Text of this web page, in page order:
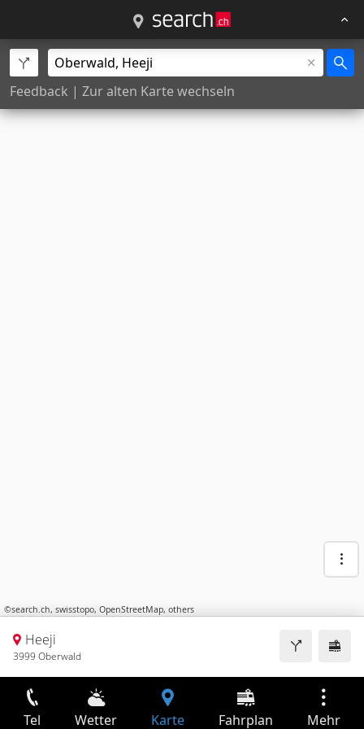
Feedback | Zur alten Karte wechseln
©search.ch, swisstopo, OpenStreetMap, others
Heeji
3999 Oberwald
Tel Wetter Karte Fahrplan Mehr